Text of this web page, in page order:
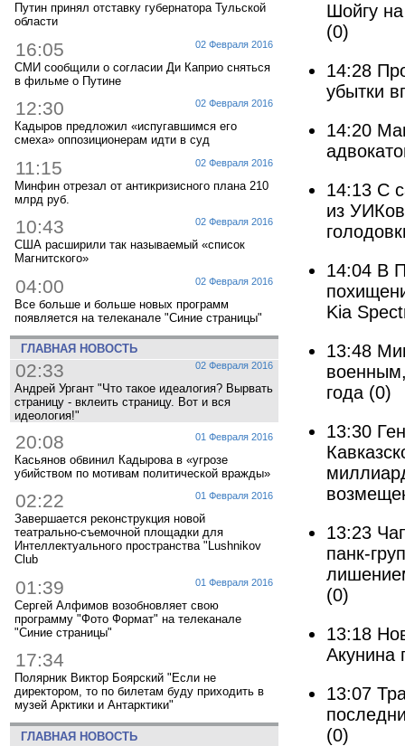
Путин принял отставку губернатора Тульской
области
02 Февраля 2016
16:05
СМИ сообщили о согласии Ди Каприо сняться
в фильме о Путине
02 Февраля 2016
12:30
Кадыров предложил «испугавшимся его
смеха» оппозиционерам идти в суд
02 Февраля 2016
11:15
Минфин отрезал от антикризисного плана 210
млрд руб.
02 Февраля 2016
10:43
США расширили так называемый «список
Магнитского»
02 Февраля 2016
04:00
Все больше и больше новых программ
появляется на телеканале "Синие страницы"
ГЛАВНАЯ НОВОСТЬ
02 Февраля 2016
02:33
Андрей Ургант "Что такое идеалогия? Вырвать
страницу - вклеить страницу. Вот и вся
идеология!"
01 Февраля 2016
20:08
Касьянов обвинил Кадырова в «угрозе
убийством по мотивам политической вражды»
01 Февраля 2016
02:22
Завершается реконструкция новой
театрально-съемочной площадки для
Интеллектуального пространства "Lushnikov
Club
01 Февраля 2016
01:39
Сергей Алфимов возобновляет свою
программу "Фото Формат" на телеканале
"Синие страницы"
17:34
Полярник Виктор Боярский "Если не
директором, то по билетам буду приходить в
музей Арктики и Антарктики"
ГЛАВНАЯ НОВОСТЬ
Шойгу
(0)
14:28
убытки
14:20
14:13 C
из
14:04 В
Kia
13:48
года (0)
13:30
13:23
панк-
(0)
13:18
Акунина
13:07
(0)